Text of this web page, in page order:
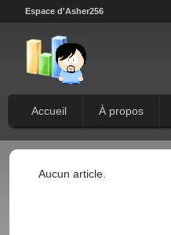
Espace d'Asher256
Accueil À propos
Aucun article.